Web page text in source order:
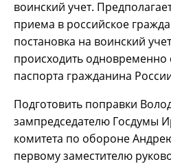
воинский учет.
приема в российское
постановка на воинский
происходить одновременно
паспорта гражданина
Подготовить поправки
зампредседателю Госдумы
комитета по обороне
первому заместителю